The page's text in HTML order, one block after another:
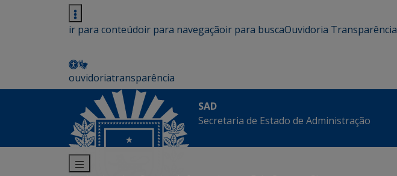
ir para conteúdoir para navegaçãoir para buscaOuvidoria Transparência
ouvidoriatransparência
SAD
Secretaria de Estado de Administração